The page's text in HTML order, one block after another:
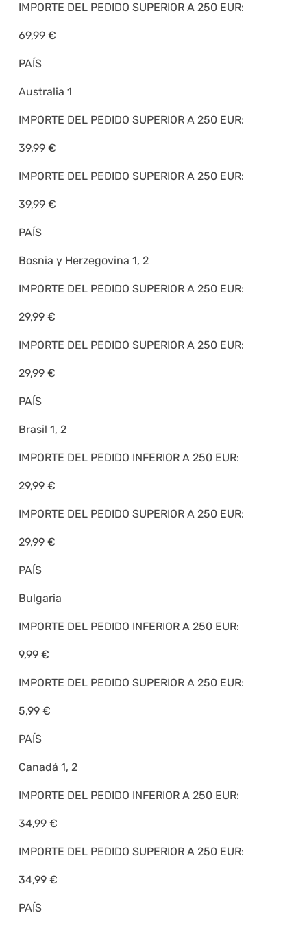
IMPORTE DEL PEDIDO SUPERIOR A 250 EUR:
69,99 €
PAÍS
Australia 1
IMPORTE DEL PEDIDO SUPERIOR A 250 EUR:
39,99 €
IMPORTE DEL PEDIDO SUPERIOR A 250 EUR:
39,99 €
PAÍS
Bosnia y Herzegovina 1, 2
IMPORTE DEL PEDIDO SUPERIOR A 250 EUR:
29,99 €
IMPORTE DEL PEDIDO SUPERIOR A 250 EUR:
29,99 €
PAÍS
Brasil 1, 2
IMPORTE DEL PEDIDO INFERIOR A 250 EUR:
29,99 €
IMPORTE DEL PEDIDO SUPERIOR A 250 EUR:
29,99 €
PAÍS
Bulgaria
IMPORTE DEL PEDIDO INFERIOR A 250 EUR:
9,99 €
IMPORTE DEL PEDIDO SUPERIOR A 250 EUR:
5,99 €
PAÍS
Canadá 1, 2
IMPORTE DEL PEDIDO INFERIOR A 250 EUR:
34,99 €
IMPORTE DEL PEDIDO SUPERIOR A 250 EUR:
34,99 €
PAÍS